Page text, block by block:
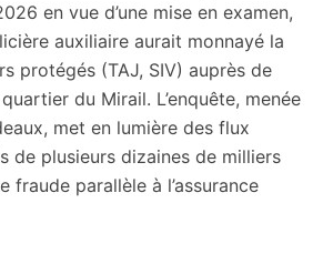
en vue d’une mise en examen,
auxiliaire aurait monnayé la
protégés (TAJ, SIV) auprès de
du Mirail. L’enquête, menée
met en lumière des flux
de plusieurs dizaines de milliers
fraude parallèle à l’assurance